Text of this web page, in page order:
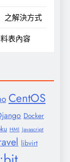
之解決方式
表內容
CentOS
Docker
HMI Javascript
libvirt